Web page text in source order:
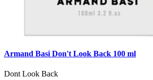
Armand Basi Don't Look Back 100 ml
Dont Look Back